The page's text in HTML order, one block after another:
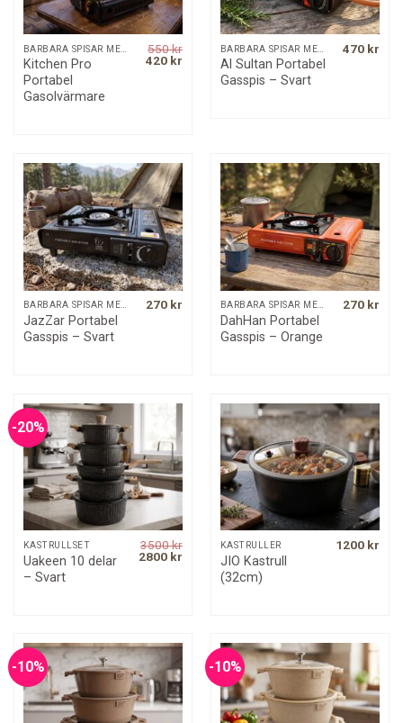
Kitchen Pro
Portabel
Gasolvärmare
550kr
Original
420 kr CurrentAl Sultan Portabel
Gasspis – Svart
470 kr
BÄRBARA SPISAR MED MERA
JazZar Portabel
Gasspis – Svart
270 kr BÄRBARA SPISAR MED MERA
DahHan Portabel
Gasspis – Orange
270 kr
-20%
KASTRULLSET
Uakeen 10 delar
– Svart
3500kr
Original
2800 kr
KASTRULLER
JIO Kastrull
(32cm)
1200 kr
-10% -10%